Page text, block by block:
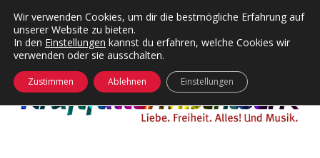
Kategorien
Menü
24 Hours Chilling
Die Wende
KFMW-Disco
Dates
öffnen
Wir verwenden Cookies, um dir die bestmögliche Erfahrung auf
unserer Website zu bieten.
In den Einstellungen kannst du erfahren, welche Cookies wir
verwenden oder sie ausschalten.
Zustimmen Ablehnen Einstellungen